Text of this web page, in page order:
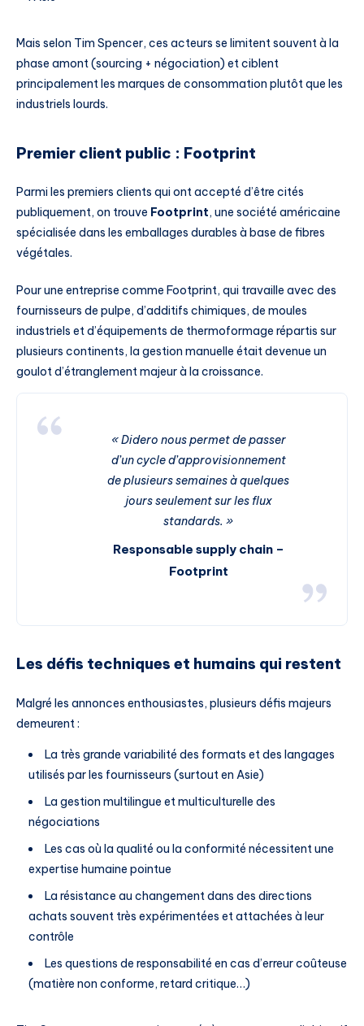
Mais selon Tim Spencer, ces acteurs se limitent souvent à la
phase amont (sourcing + négociation) et ciblent
principalement les marques de consommation plutôt que les
industriels lourds.
Premier client public : Footprint
Parmi les premiers clients qui ont accepté d’être cités
publiquement, on trouve Footprint, une société américaine
spécialisée dans les emballages durables à base de fibres
végétales.
Pour une entreprise comme Footprint, qui travaille avec des
fournisseurs de pulpe, d’additifs chimiques, de moules
industriels et d’équipements de thermoformage répartis sur
plusieurs continents, la gestion manuelle était devenue un
goulot d’étranglement majeur à la croissance.
« Didero nous permet de passer
d’un cycle d’approvisionnement
de plusieurs semaines à quelques
jours seulement sur les flux
standards. »
Responsable supply chain –
Footprint
Les défis techniques et humains qui restent
Malgré les annonces enthousiastes, plusieurs défis majeurs
demeurent :
La très grande variabilité des formats et des langages
utilisés par les fournisseurs (surtout en Asie)
La gestion multilingue et multiculturelle des
négociations
Les cas où la qualité ou la conformité nécessitent une
expertise humaine pointue
La résistance au changement dans des directions
achats souvent très expérimentées et attachées à leur
contrôle
Les questions de responsabilité en cas d’erreur coûteuse
(matière non conforme, retard critique…)